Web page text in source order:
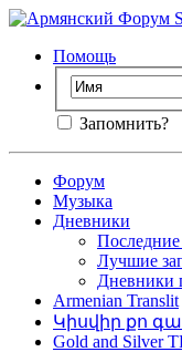
Помощь
Запомнить?
Форум
Музыка
Дневники
Последние
Лучшие
Дневники
Armenian Translit
Կիսվիր քո
Gold and Silver